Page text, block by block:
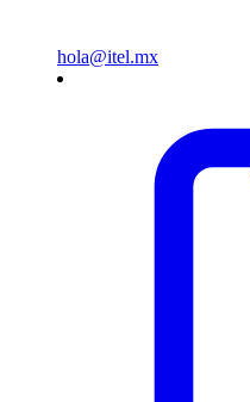
hola@itel.mx